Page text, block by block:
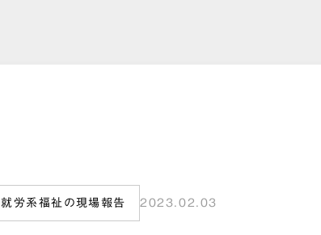
就労系福祉の現場報告 2023.02.03